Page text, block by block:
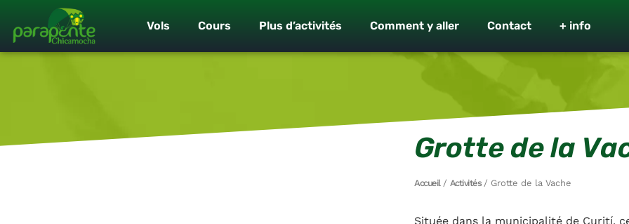
Vols Cours Plus d’activités Comment y aller Contact + info
Grotte de la
Accueil/ Activités/ Grotte de la Vache
Située dans la municipalité de Curití,